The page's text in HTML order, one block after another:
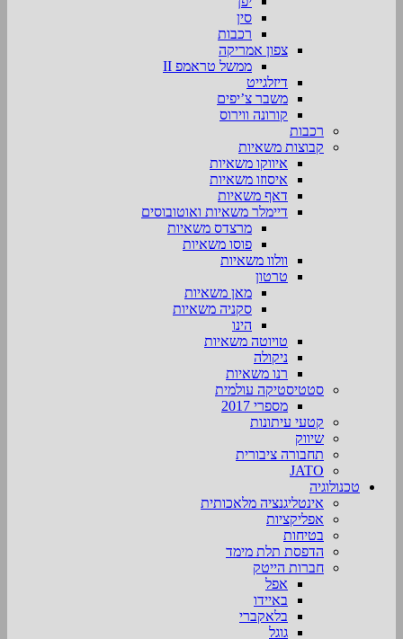
סין
רכבות
צפון אמריקה
ממשל טראמפ II
דיזלגייט
משבר צ’יפים
קורונה ווירוס
רכבות
קבוצות משאיות
איווקו משאיות
איסוזו משאיות
דאף משאיות
דיימלר משאיות ואוטובוסים
מרצדס משאיות
פוסו משאיות
וולוו משאיות
טרטון
מאן משאיות
סקניה משאיות
הינו
טויוטה משאיות
ניקולה
רנו משאיות
סטטיסטיקה עולמית
מספרי 2017
קטעי עיתונות
שיווק
תחבורה ציבורית
JATO
טכנולוגיה
אינטליגנציה מלאכותית
אפליקציות
בטיחות
הדפסת תלת מימד
חברות הייטק
אפל
באיידו
בלאקברי
גוגל